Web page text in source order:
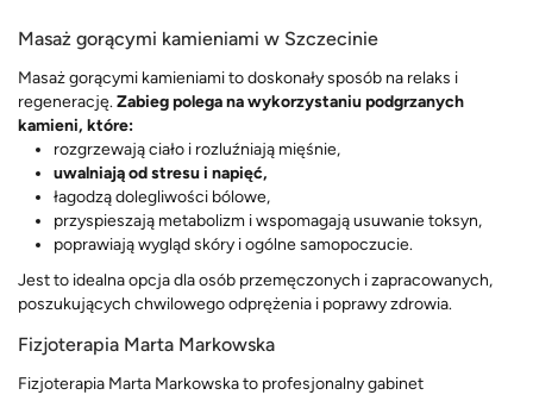
Masaż gorącymi kamieniami w Szczecinie
Masaż gorącymi kamieniami to doskonały sposób na relaks i
regenerację.Zabieg polega na wykorzystaniu podgrzanych
kamieni, które:
rozgrzewają ciało i rozluźniają mięśnie,
uwalniają od stresu i napięć,
łagodzą dolegliwości bólowe,
przyspieszają metabolizm i wspomagają usuwanie toksyn,
poprawiają wygląd skóry i ogólne samopoczucie.
Jest to idealna opcja dla osób przemęczonych i zapracowanych,
poszukujących chwilowego odprężenia i poprawy zdrowia.
Fizjoterapia Marta Markowska
Fizjoterapia Marta Markowska to profesjonalny gabinet